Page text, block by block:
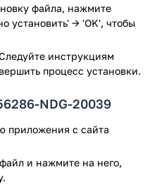
файла, нажмите
установить' → 'OK', чтобы
инструкциям
процесс установки.
NDG-20039
приложения с сайта
и нажмите на него,